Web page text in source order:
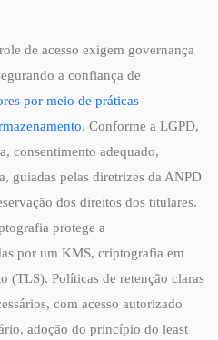
de acesso exigem governança
a confiança de
por meio de práticas
. Conforme a LGPD,
consentimento adequado,
guiadas pelas diretrizes da ANPD
dos direitos dos titulares.
protege a
por um KMS, criptografia em
(TLS). Políticas de retenção claras
com acesso autorizado
adoção do princípio do least